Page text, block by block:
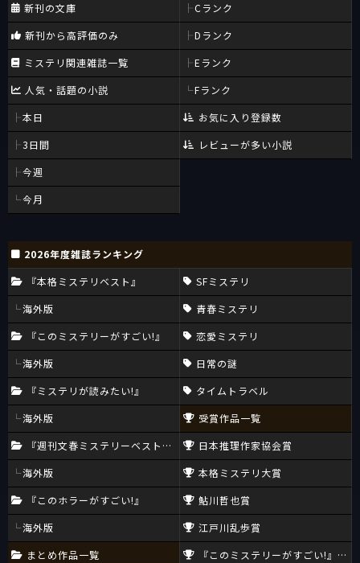
新刊の文庫
新刊から高評価のみ
ミステリ関連雑誌一覧
人気・話題の小説
本日
3日間
今週
今月
Cランク
Dランク
Eランク
Fランク
お気に入り登録数
レビューが多い小説
2026年度雑誌ランキング
『本格ミステリベスト』
海外版
『このミステリーがすごい!』
海外版
『ミステリが読みたい!』
海外版
『週刊文春ミステリーベスト10』
海外版
『このホラーがすごい!』
海外版
まとめ作品一覧
SFミステリ
青春ミステリ
恋愛ミステリ
日常の謎
タイムトラベル
受賞作品一覧
日本推理作家協会賞
本格ミステリ大賞
鮎川哲也賞
江戸川乱歩賞
『このミステリーがすごい!』大賞